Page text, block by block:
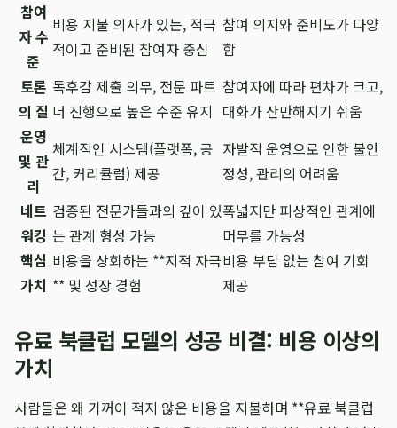
참여
자 수
준
비용 지불 의사가 있는, 적극
적이고 준비된 참여자 중심
참여 의지와 준비도가 다양
함
토론
의 질
독후감 제출 의무, 전문 파트
너 진행으로 높은 수준 유지
참여자에 따라 편차가 크고,
대화가 산만해지기 쉬움
운영
및 관
리
체계적인 시스템(플랫폼, 공
간, 커리큘럼) 제공
자발적 운영으로 인한 불안
정성, 관리의 어려움
네트
워킹
검증된 전문가들과의 깊이 있
는 관계 형성 가능
폭넓지만 피상적인 관계에
머무를 가능성
핵심
가치
비용을 상회하는 **지적 자극
** 및 성장 경험
비용 부담 없는 참여 기회
제공
유료 북클럽 모델의 성공 비결: 비용 이상의
가치
사람들은 왜 기꺼이 적지 않은 비용을 지불하며 **유료 북클럽